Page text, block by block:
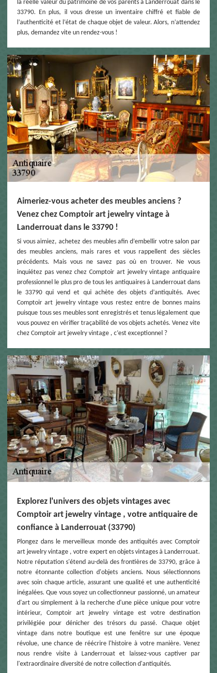
la réelle valeur du patrimoine de vos parents à Landerrouat dans le
33790. En plus, il vous dresse un inventaire chiffré et fiable de
l’authenticité et l’état de chaque objet de valeur. Alors, n’attendez
plus, demandez vite un rendez-vous !
Aimeriez-vous acheter des meubles anciens ?
Venez chez Comptoir art jewelry vintage à
Landerrouat dans le 33790 !
Si vous aimiez, achetez des meubles afin d’embellir votre salon par
des meubles anciens, mais rares et vous rappellent des siècles
précédents. Mais vous ne savez pas où en trouver. Ne vous
inquiétez pas venez chez Comptoir art jewelry vintage antiquaire
professionnel le plus pro de tous les antiquaires à Landerrouat dans
le 33790 qui vend et qui achète des objets d’antiquités. Avec
Comptoir art jewelry vintage vous restez entre de bonnes mains
puisque tous ses meubles sont enregistrés et tenus légalement que
vous pouvez en vérifier traçabilité de vos objets achetés. Venez vite
chez Comptoir art jewelry vintage , c’est exceptionnel ?
Explorez l'univers des objets vintages avec
Comptoir art jewelry vintage , votre antiquaire de
confiance à Landerrouat (33790)
Plongez dans le merveilleux monde des antiquités avec Comptoir
art jewelry vintage , votre expert en objets vintages à Landerrouat.
Notre réputation s'étend au-delà des frontières de 33790, grâce à
notre étonnante collection d'objets anciens. Nous sélectionnons
avec soin chaque article, assurant une qualité et une authenticité
inégalées. Que vous soyez un collectionneur passionné, un amateur
d'art ou simplement à la recherche d'une pièce unique pour votre
intérieur, Comptoir art jewelry vintage est votre destination
privilégiée pour dénicher des trésors du passé. Chaque objet
vintage dans notre boutique est une fenêtre sur une époque
révolue, une chance de réécrire l'histoire à votre manière. Venez
nous rendre visite à Landerrouat et laissez-vous captiver par
l'extraordinaire diversité de notre collection d'antiquités.